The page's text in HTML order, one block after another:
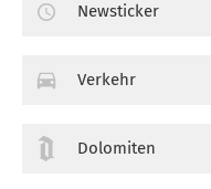
Newsticker
Verkehr
Dolomiten